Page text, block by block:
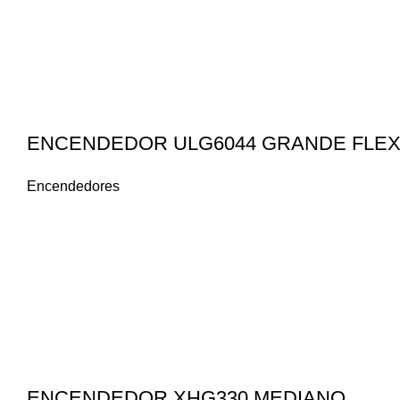
ENCENDEDOR ULG6044 GRANDE
Encendedores